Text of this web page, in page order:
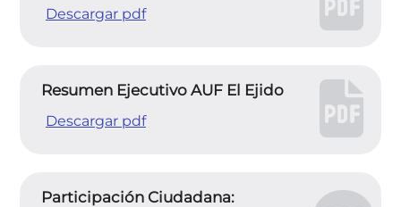
Descargar pdf
Resumen Ejecutivo AUF El Ejido
Descargar pdf
Participación Ciudadana: